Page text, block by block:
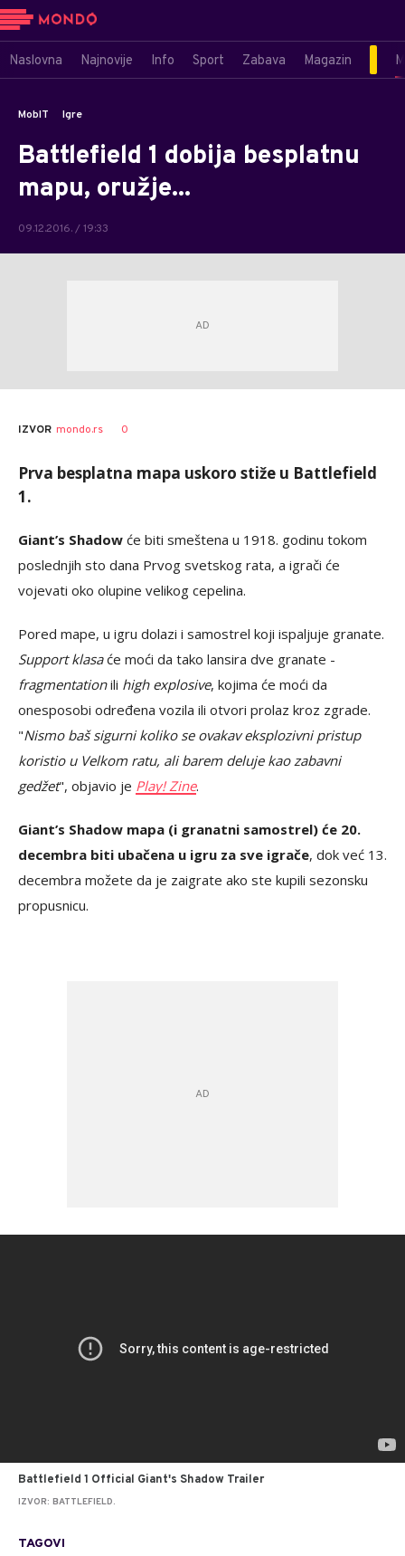
Naslovna Najnovije Info Sport Zabava Magazin
MobIT Igre
Battlefield 1 dobija besplatnu
mapu, oružje...
09.12.2016. / 19:33
IZVOR mondo.rs 0
Prva besplatna mapa uskoro stiže u Battlefield
1.
Giant’s Shadow će biti smeštena u 1918. godinu tokom
poslednjih sto dana Prvog svetskog rata, a igrači će
vojevati oko olupine velikog cepelina.
Pored mape, u igru dolazi i samostrel koji ispaljuje granate.
Support klasaće moći da tako lansira dve granate -
fragmentationili high explosive, kojima će moći da
onesposobi određena vozila ili otvori prolaz kroz zgrade.
"Nismo baš sigurni koliko se ovakav eksplozivni pristup
koristio u Velkom ratu, ali barem deluje kao zabavni
gedžet", objavio je Play! Zine.
Giant’s Shadow mapa (i granatni samostrel) će 20.
decembra biti ubačena u igru za sve igrače, dok već 13.
decembra možete da je zaigrate ako ste kupili sezonsku
propusnicu.
Battlefield 1 Official Giant's Shadow Trailer
IZVOR: BATTLEFIELD.
TAGOVI